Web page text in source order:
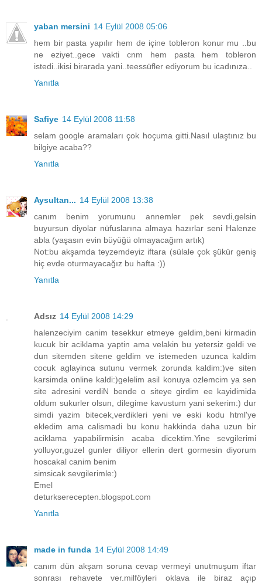
yaban mersini 14 Eylül 2008 05:06
hem bir pasta yapılır hem de içine tobleron konur mu ..bu
ne eziyet..gece vakti cnm hem pasta hem tobleron
istedi..ikisi birarada yani..teessüfler ediyorum bu icadınıza..
Yanıtla
Safiye 14 Eylül 2008 11:58
selam google aramaları çok hoçuma gitti.Nasıl ulaştınız bu
bilgiye acaba??
Yanıtla
Aysultan... 14 Eylül 2008 13:38
canım benim yorumunu annemler pek sevdi,gelsin
buyursun diyolar nüfuslarına almaya hazırlar seni Halenze
abla (yaşasın evin büyüğü olmayacağım artık)
Not:bu akşamda teyzemdeyiz iftara (sülale çok şükür geniş
hiç evde oturmayacağız bu hafta :))
Yanıtla
Adsız 14 Eylül 2008 14:29
halenzeciyim canim tesekkur etmeye geldim,beni kirmadin
kucuk bir aciklama yaptin ama velakin bu yetersiz geldi ve
dun sitemden sitene geldim ve istemeden uzunca kaldim
cocuk aglayinca sutunu vermek zorunda kaldim:)ve siten
karsimda online kaldi:)gelelim asil konuya ozlemcim ya sen
site adresini verdiN bende o siteye girdim ee kayidimida
oldum sukurler olsun, dilegime kavustum yani sekerim:) dur
simdi yazim bitecek,verdikleri yeni ve eski kodu html'ye
ekledim ama calismadi bu konu hakkinda daha uzun bir
aciklama yapabilirmisin acaba dicektim.Yine sevgilerimi
yolluyor,guzel gunler diliyor ellerin dert gormesin diyorum
hoscakal canim benim
simsicak sevgilerimle:)
Emel
deturkserecepten.blogspot.com
Yanıtla
made in funda 14 Eylül 2008 14:49
canım dün akşam soruna cevap vermeyi unutmuşum iftar
sonrası rehavete ver.milföyleri oklava ile biraz açıp